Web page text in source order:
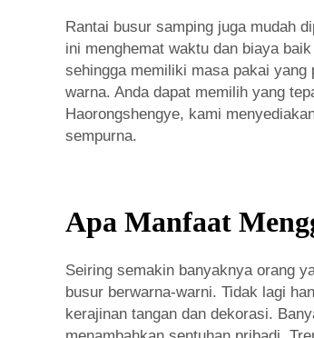
Rantai busur samping juga mudah
ini menghemat waktu dan biaya
sehingga memiliki masa pakai yang
warna. Anda dapat memilih yang
Haorongshengye, kami
sempurna.
Apa Manfaat
Seiring semakin banyaknya orang
busur berwarna-warni. Tidak lagi
kerajinan tangan dan dekorasi.